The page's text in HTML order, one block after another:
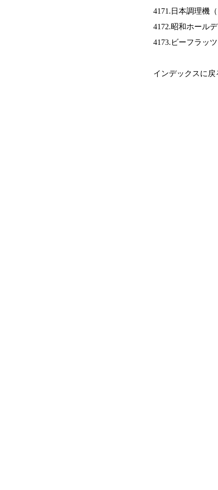
4171.日本調理機（
4172.昭和ホール
4173.ビーフラッ
インデックスに戻